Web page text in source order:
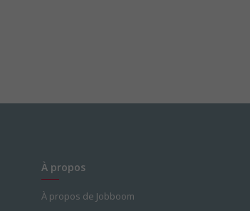
À propos
À propos de Jobboom